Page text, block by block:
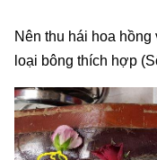
Nên thu hái hoa
loại bông thích hợp